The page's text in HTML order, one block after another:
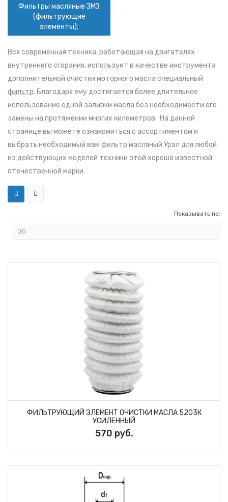
Фильтры масляные ЗМЗ
(фильтрующие
элементы);
Вся современная техника, работающая на двигателях
внутреннего сгорания, использует в качестве инструмента
дополнительной очистки моторного масла специальный
фильтр. Благодаря ему достигается более длительное
использование одной заливки масла без необходимости его
замены на протяжении многих километров. На данной
странице вы можете ознакомиться с ассортиментом и
выбрать необходимый вам фильтр масляный Урал для любой
из действующих моделей техники этой хорошо известной
отечественной марки.
Показывать по:
ФИЛЬТРУЮЩИЙ ЭЛЕМЕНТ ОЧИСТКИ МАСЛА 5203К
УСИЛЕННЫЙ
570 руб.